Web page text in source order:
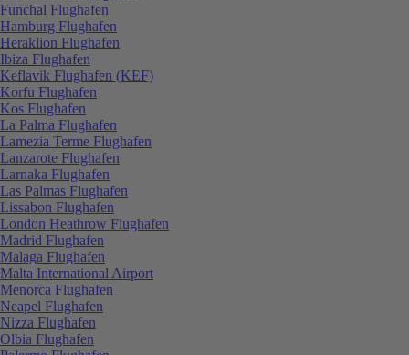
Funchal Flughafen
Hamburg Flughafen
Heraklion Flughafen
Ibiza Flughafen
Keflavik Flughafen (KEF)
Korfu Flughafen
Kos Flughafen
La Palma Flughafen
Lamezia Terme Flughafen
Lanzarote Flughafen
Larnaka Flughafen
Las Palmas Flughafen
Lissabon Flughafen
London Heathrow Flughafen
Madrid Flughafen
Malaga Flughafen
Malta International Airport
Menorca Flughafen
Neapel Flughafen
Nizza Flughafen
Olbia Flughafen